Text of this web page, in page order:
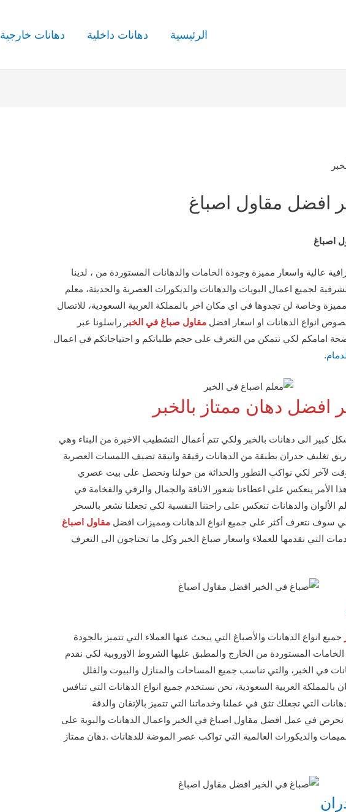
الرئيسية دهانات داخلية دهانات خارجية
افضل مقاول اصباغ
اصباغ
عالية واسعار مميزة وجودة الخامات والدهانات المستوردة من ، لدينا
لجميع اعمال البويات والدهانات والديكورات العصرية والحديثة، معلم
وخاصة لن تجدوها في اي مكان اخر بالمملكة العربية السعودية، للاتصال
انواع الدهانات او اسعار افضلمقاول صباغ في الخبر راسلونا عبر
امامكم لكي نتمكن من التعرف على حجم طلباتكم و احتياجاتكم في اعمال
.
افضل دهان ممتاز بالخبر
كبير الى دهانات بالخبر ولكي تتم أعمال التشطيب الاخيرة من البناء وهي
تغليف جدران بطبقة من الدهانات رقيقة وانيقة تضيف اللمسات العصرية
وقت لآخر لكي نواكب التطور والحداثة من حولنا ونحصل على بيت عصري
الأمر ينعكس على اعطاءنا شعور الاناقة والجمال والرقي والفخامة في
الألوان والدهانات تنعكس على راحتنا النفسية لكي تجعلنا نشعر بالسحر
سوف نتعرف أكثر على جميع انواع الدهانات ومميزات افضلمقاول اصباغ
التي نقدمها للعملاء واسعار صباغ الخبر وكل ما تحتاجون الى التعرف
جميع انواع الدهانات والأصباغ التي يبحث عنها العملاء التي تتميز بالجودة
المستوردة من الخارج والمطبق عليها الشروط الاوروبية لكي نقدم
في الخبر، والتي تناسب جميع المساحات والمنازل والبيوت والفلل
بالمملكة العربية السعودية، نحن نستخدم جميع انواع الدهانات التي تنافس
التي تجعلك تثق في عملنا وخدماتنا التي تتميز بالإتقان والدقة
اننا نحرص في عمل افضل مقاول اصباغ في الخبر واعمال الدهانات والبوية على
والديكورات العالمية التي تواكب عصر الموضة للدهانات .دهان ممتاز